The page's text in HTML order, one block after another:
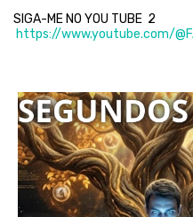
SIGA-ME NO YOU TUBE 2
https://www.youtube.com/